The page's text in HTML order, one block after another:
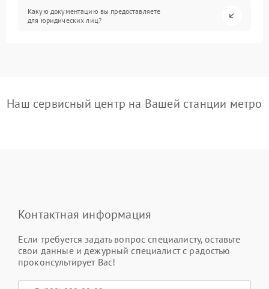
Какую документацию вы предоставляете
для юридических лиц?
Наш сервисный центр на Вашей станции метро
Контактная информация
Если требуется задать вопрос специалисту, оставьте
свои данные и дежурный специалист с радостью
проконсультирует Вас!